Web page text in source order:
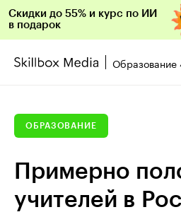
Скидки до 55% и курс по ИИ
в подарок
Образование
ОБРАЗОВАНИЕ
Примерно
учителей в